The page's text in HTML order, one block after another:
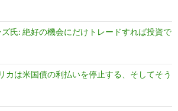
氏: 絶好の機会にだけトレードすれば投資で
カは米国債の利払いを停止する、そしてそう